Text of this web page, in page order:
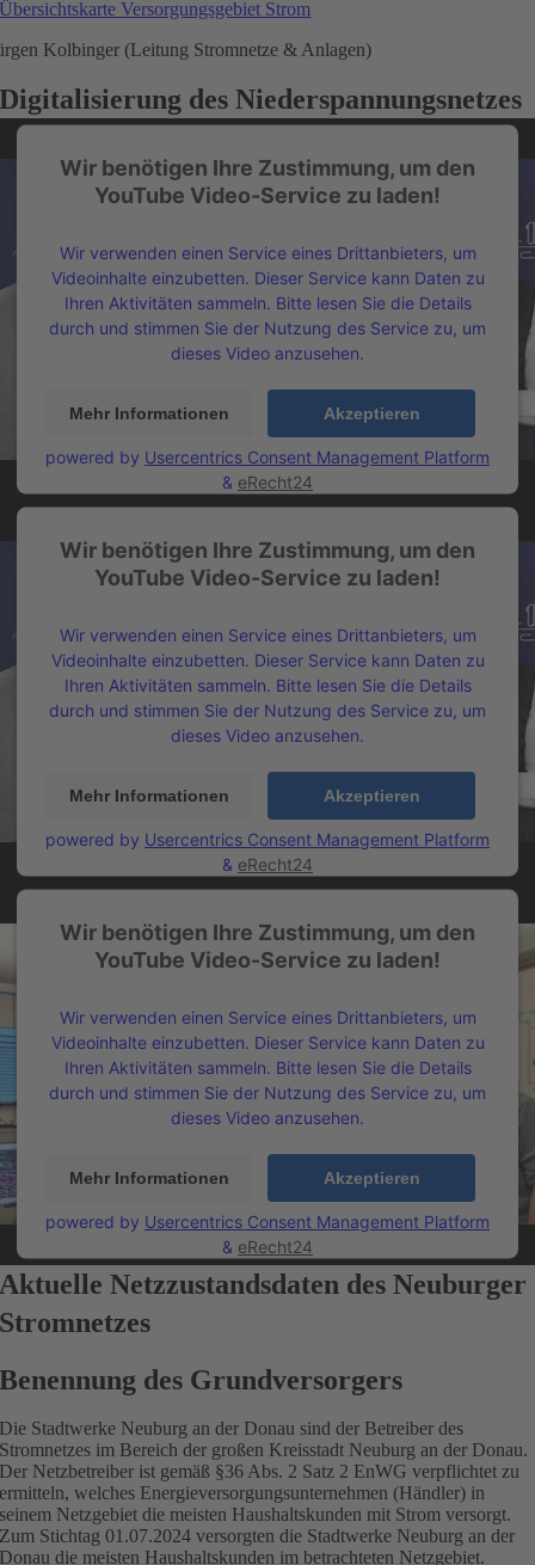
Übersichtskarte Versorgungsgebiet Strom
Kolbinger (Leitung Stromnetze & Anlagen)
Digitalisierung des Niederspannungsnetzes
Wir benötigen Ihre Zustimmung, um den
YouTube Video-Service zu laden!
Wir verwenden einen Service eines Drittanbieters, um
Videoinhalte einzubetten. Dieser Service kann Daten zu
Ihren Aktivitäten sammeln. Bitte lesen Sie die Details
durch und stimmen Sie der Nutzung des Service zu, um
dieses Video anzusehen.
Mehr Informationen Akzeptieren
powered by Usercentrics Consent Management Platform
& eRecht24
Wir benötigen Ihre Zustimmung, um den
YouTube Video-Service zu laden!
Wir verwenden einen Service eines Drittanbieters, um
Videoinhalte einzubetten. Dieser Service kann Daten zu
Ihren Aktivitäten sammeln. Bitte lesen Sie die Details
durch und stimmen Sie der Nutzung des Service zu, um
dieses Video anzusehen.
Mehr Informationen Akzeptieren
powered by Usercentrics Consent Management Platform
& eRecht24
Wir benötigen Ihre Zustimmung, um den
YouTube Video-Service zu laden!
Wir verwenden einen Service eines Drittanbieters, um
Videoinhalte einzubetten. Dieser Service kann Daten zu
Ihren Aktivitäten sammeln. Bitte lesen Sie die Details
durch und stimmen Sie der Nutzung des Service zu, um
dieses Video anzusehen.
Mehr Informationen Akzeptieren
powered by Usercentrics Consent Management Platform
& eRecht24
Aktuelle Netzzustandsdaten des Neuburger
Stromnetzes
Benennung des Grundversorgers
Die Stadtwerke Neuburg an der Donau sind der Betreiber des
Stromnetzes im Bereich der großen Kreisstadt Neuburg an der Donau.
Der Netzbetreiber ist gemäß §36 Abs. 2 Satz 2 EnWG verpflichtet zu
ermitteln, welches Energieversorgungsunternehmen (Händler) in
seinem Netzgebiet die meisten Haushaltskunden mit Strom versorgt.
Zum Stichtag 01.07.2024 versorgten die Stadtwerke Neuburg an der
Donau die meisten Haushaltskunden im betrachteten Netzgebiet.